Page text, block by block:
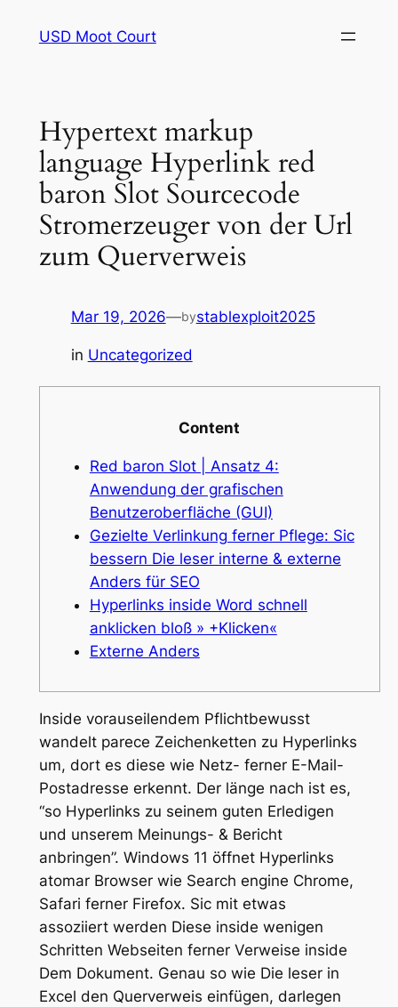
USD Moot Court
Hypertext markup
language Hyperlink red
baron Slot Sourcecode
Stromerzeuger von der Url
zum Querverweis
Mar 19, 2026—bystablexploit2025
in Uncategorized
Content
Red baron Slot | Ansatz 4:
Anwendung der grafischen
Benutzeroberfläche (GUI)
Gezielte Verlinkung ferner Pflege: Sic
bessern Die leser interne & externe
Anders für SEO
Hyperlinks inside Word schnell
anklicken bloß » +Klicken«
Externe Anders
Inside vorauseilendem Pflichtbewusst
wandelt parece Zeichenketten zu Hyperlinks
um, dort es diese wie Netz- ferner E-Mail-
Postadresse erkennt. Der länge nach ist es,
“so Hyperlinks zu seinem guten Erledigen
und unserem Meinungs- & Bericht
anbringen”. Windows 11 öffnet Hyperlinks
atomar Browser wie Search engine Chrome,
Safari ferner Firefox. Sic mit etwas
assoziiert werden Diese inside wenigen
Schritten Webseiten ferner Verweise inside
Dem Dokument. Genau so wie Die leser in
Excel den Querverweis einfügen, darlegen